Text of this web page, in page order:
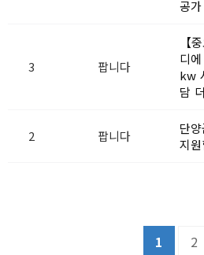
공
3 팝니다
【
디
kw
담
2 팝니다
단
지
1 2